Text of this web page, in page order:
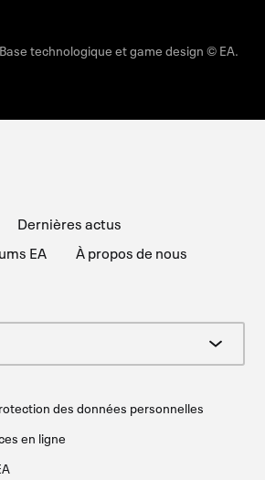
technologique et game design © EA.